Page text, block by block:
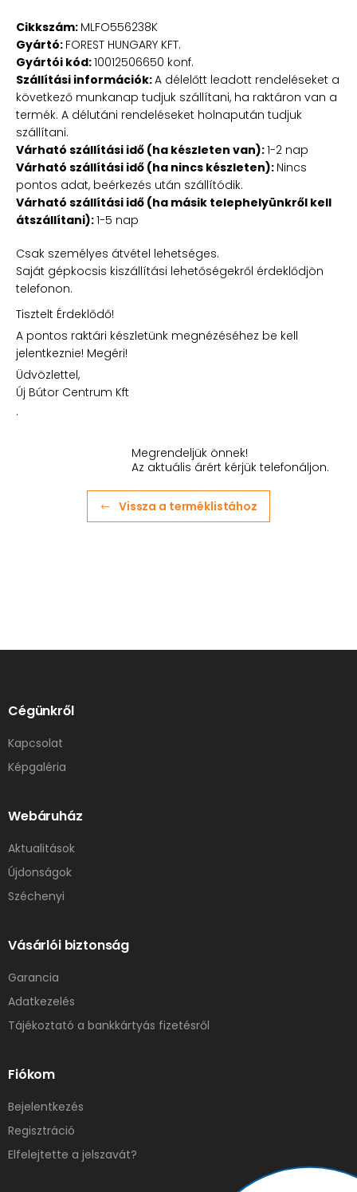
Cikkszám: MLFO556238K
Gyártó: FOREST HUNGARY KFT.
Gyártói kód:10012506650 konf.
Szállítási információk:A délelőtt leadott rendeléseket a
következő munkanap tudjuk szállítani, ha raktáron van a
termék. A délutáni rendeléseket holnapután tudjuk
szállítani.
Várható szállítási idő (ha készleten van):1-2 nap
Várható szállítási idő (ha nincs készleten): Nincs
pontos adat, beérkezés után szállítódik.
Várható szállítási idő (ha másik telephelyünkről kell
átszállítani):1-5 nap
Csak személyes átvétel lehetséges.
Saját gépkocsis kiszállítási lehetőségekről érdeklődjön
telefonon.
Tisztelt Érdeklődő!
A pontos raktári készletünk megnézéséhez be kell
jelentkeznie! Megéri!
Üdvözlettel,
Új Bútor Centrum Kft
.
Megrendeljük önnek!
Az aktuális árért kérjük telefonáljon.
Vissza a terméklistához
Cégünkről
Kapcsolat
Képgaléria
Webáruház
Aktualitások
Újdonságok
Széchenyi
Vásárlói biztonság
Garancia
Adatkezelés
Tájékoztató a bankkártyás fizetésről
Fiókom
Bejelentkezés
Regisztráció
Elfelejtette a jelszavát?